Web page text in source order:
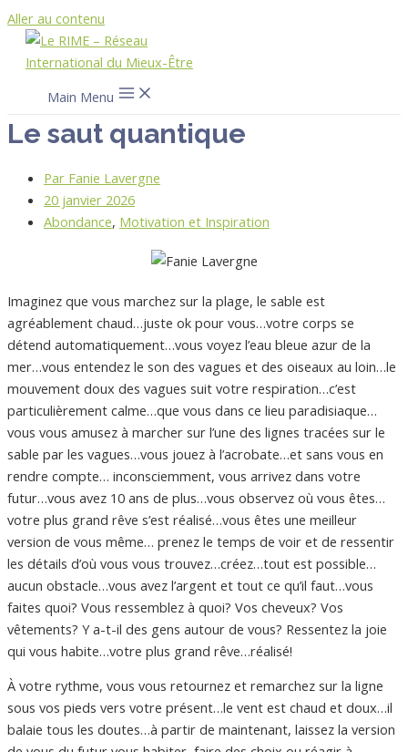
Aller au contenu
Main Menu
Le saut quantique
Par Fanie Lavergne
20 janvier 2026
Abondance, Motivation et Inspiration
Imaginez que vous marchez sur la plage, le sable est
agréablement chaud…juste ok pour vous…votre corps se
détend automatiquement…vous voyez l’eau bleue azur de la
mer…vous entendez le son des vagues et des oiseaux au loin…le
mouvement doux des vagues suit votre respiration…c’est
particulièrement calme…que vous dans ce lieu paradisiaque…
vous vous amusez à marcher sur l’une des lignes tracées sur le
sable par les vagues…vous jouez à l’acrobate…et sans vous en
rendre compte… inconsciemment, vous arrivez dans votre
futur…vous avez 10 ans de plus…vous observez où vous êtes…
votre plus grand rêve s’est réalisé…vous êtes une meilleur
version de vous même… prenez le temps de voir et de ressentir
les détails d’où vous vous trouvez…créez…tout est possible…
aucun obstacle…vous avez l’argent et tout ce qu’il faut…vous
faites quoi? Vous ressemblez à quoi? Vos cheveux? Vos
vêtements? Y a-t-il des gens autour de vous? Ressentez la joie
qui vous habite…votre plus grand rêve…réalisé!
À votre rythme, vous vous retournez et remarchez sur la ligne
sous vos pieds vers votre présent…le vent est chaud et doux…il
balaie tous les doutes…à partir de maintenant, laissez la version